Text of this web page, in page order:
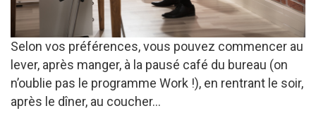
Selon vos préférences, vous pouvez commencer au
lever, après manger, à la pausé café du bureau (on
n’oublie pas le programme Work !), en rentrant le soir,
après le dîner, au coucher…